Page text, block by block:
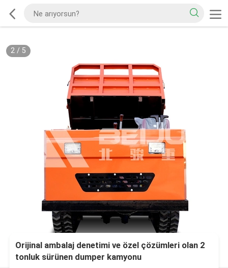
2/ 5
Orijinal ambalaj denetimi ve özel çözümleri olan 2
tonluk sürünen dumper kamyonu